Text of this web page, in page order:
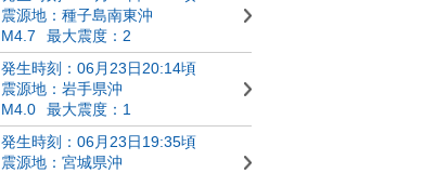
震源地：種子島南東沖
M4.7
最大震度：2
発生時刻：06月23日20:14頃
震源地：岩手県沖
M4.0
最大震度：1
発生時刻：06月23日19:35頃
震源地：宮城県沖